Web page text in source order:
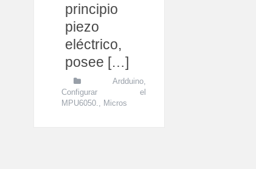
principio
piezo
eléctrico,
posee […]
Ardduino,
Configurar el
MPU6050., Micros